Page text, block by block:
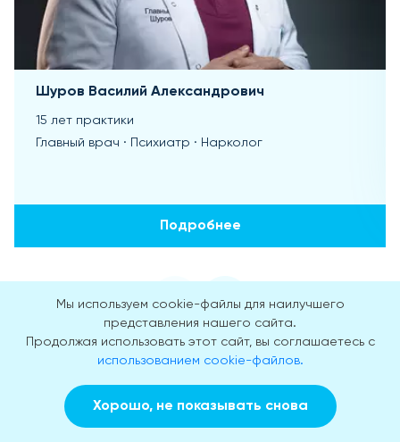
Шуров Василий Александрович
15 лет практики
Главный врач · Психиатр · Нарколог
Подробнее
Лицензии
Мы используем cookie-файлы для наилучшего
представления нашего сайта.
Продолжая использовать этот сайт, вы соглашаетесь с
использованием cookie-файлов.
Хорошо, не показывать снова
Заказать звонок Вызвать врача на дом